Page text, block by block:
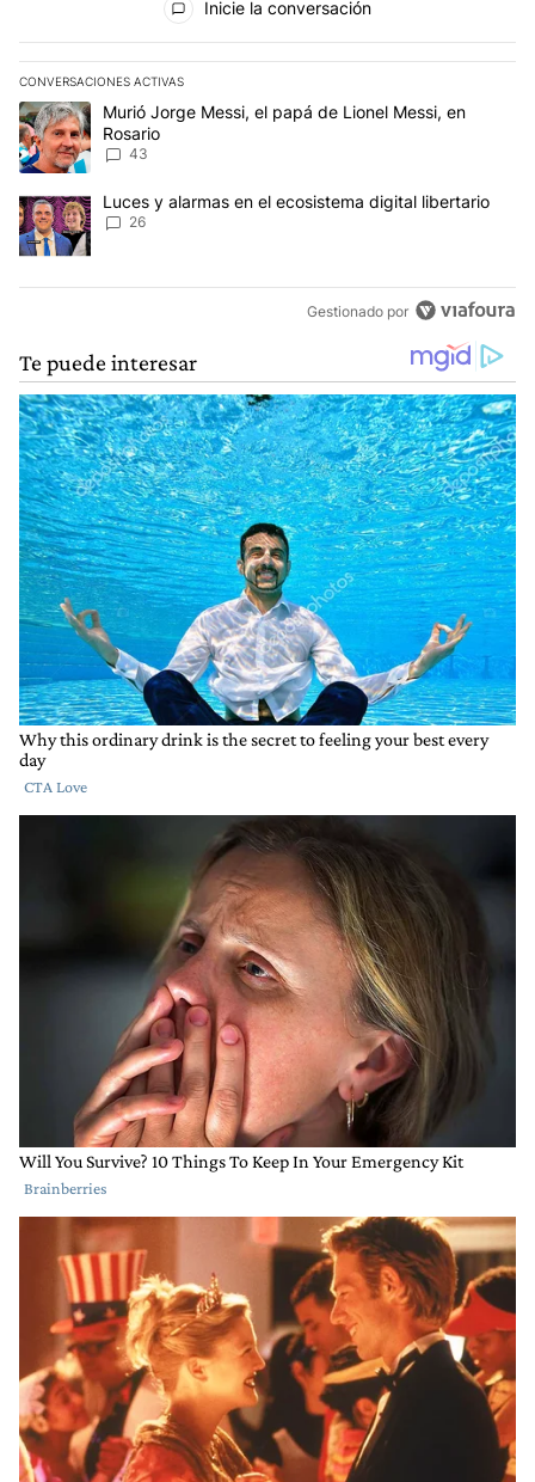
Inicie la conversación
CONVERSACIONES ACTIVAS
Este listado muestra los artículos con más comentarios en los
Un artículo de tendencia con el título "Murió Jorge Messi, el
Murió Jorge Messi, el papá de Lionel Messi, en
Rosario
43
Un artículo de tendencia con el título "Luces y alarmas en el
Luces y alarmas en el ecosistema digital libertario
26
Gestionado por